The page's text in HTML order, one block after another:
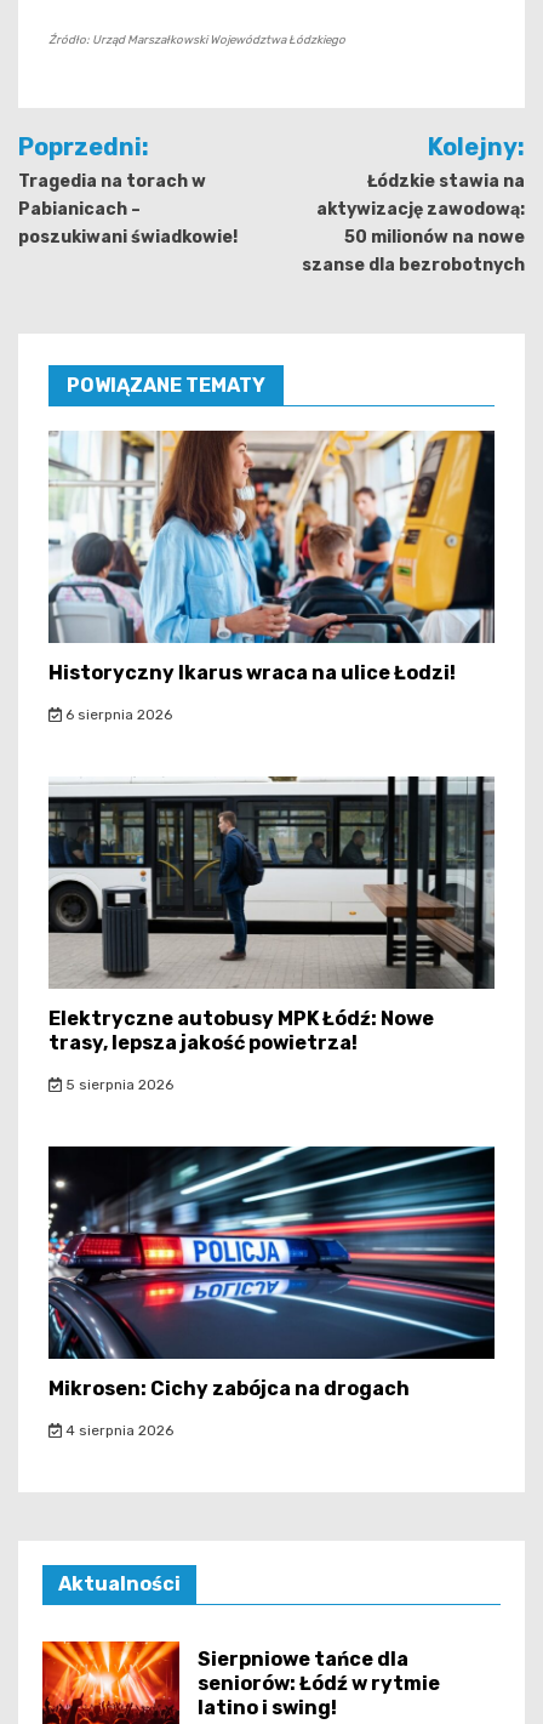
Źródło: Urząd Marszałkowski Województwa Łódzkiego
Nawigacja
wpisu
Poprzedni:
Tragedia na torach w
Pabianicach –
poszukiwani świadkowie!
Kolejny:
Łódzkie stawia na
aktywizację zawodową:
50 milionów na nowe
szanse dla bezrobotnych
POWIĄZANE TEMATY
Historyczny Ikarus wraca na ulice Łodzi!
6 sierpnia 2026
Elektryczne autobusy MPK Łódź: Nowe
trasy, lepsza jakość powietrza!
5 sierpnia 2026
Mikrosen: Cichy zabójca na drogach
4 sierpnia 2026
Aktualności
Sierpniowe tańce dla
seniorów: Łódź w rytmie
latino i swing!